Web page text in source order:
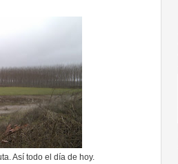
Así todo el día de hoy.